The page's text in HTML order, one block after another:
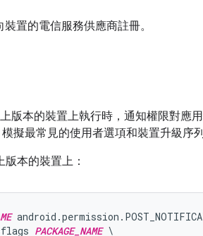
裝置的電信服務供應商註冊。
版本的裝置上執行時，通知權限對應
擬最常見的使用者選項和裝置升級序
本的裝置上：
PACKAGE_NAME \